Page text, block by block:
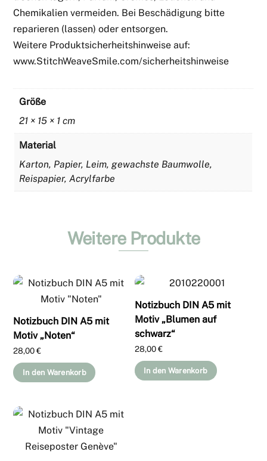
Chemikalien vermeiden. Bei Beschädigung bitte
reparieren (lassen) oder entsorgen.
Weitere Produktsicherheitshinweise auf:
www.StitchWeaveSmile.com/sicherheitshinweise
Größe
21 × 15 × 1 cm
Material
Karton, Papier, Leim, gewachste Baumwolle,
Reispapier, Acrylfarbe
Weitere Produkte
Notizbuch DIN A5 mit
Motiv „Noten“
28,00€
In den Warenkorb
Notizbuch DIN A5 mit
Motiv „Blumen auf
schwarz“
28,00€
In den Warenkorb